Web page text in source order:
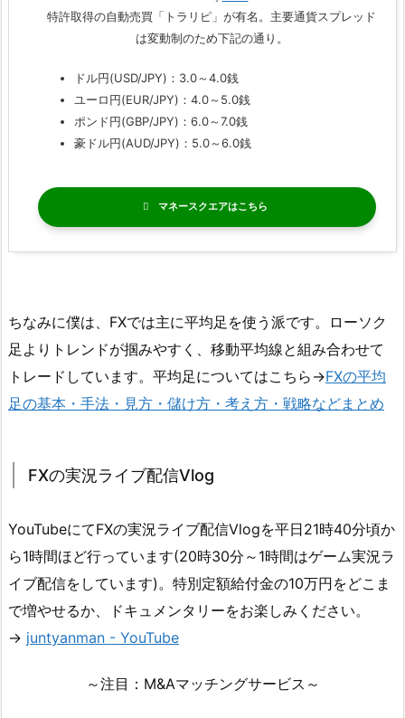
特許取得の自動売買「トラリピ」が有名。主要通貨スプレッド
は変動制のため下記の通り。
ドル円(USD/JPY)：3.0～4.0銭
ユーロ円(EUR/JPY)：4.0～5.0銭
ポンド円(GBP/JPY)：6.0～7.0銭
豪ドル円(AUD/JPY)：5.0～6.0銭
マネースクエア
ちなみに僕は、FXでは主に平均足を使う派です。ローソク
足よりトレンドが掴みやすく、移動平均線と組み合わせて
トレードしています。平均足についてはこちら→FXの平均
足の基本・手法・見方・儲け方・考え方・戦略などまとめ
FXの実況ライブ配信Vlog
YouTubeにてFXの実況ライブ配信Vlogを平日21時40分頃か
ら1時間ほど行っています(20時30分～1時間はゲーム実況ラ
イブ配信をしています)。特別定額給付金の10万円をどこま
で増やせるか、ドキュメンタリーをお楽しみください。
→ juntyanman - YouTube
～注目：M&Aマッチングサービス～